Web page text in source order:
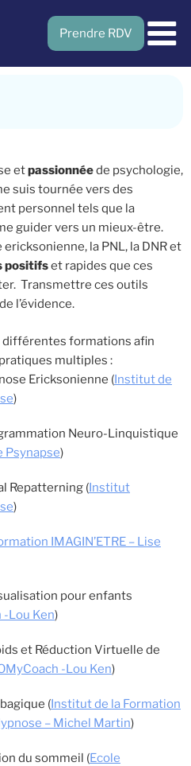
Prendre RDV
etpassionnéede psychologie,
suis tournée vers des
personnel tels que la
guider vers un mieux-être.
ericksonienne, la PNL, la DNR et
positifset rapides que ces
Transmettre ces outils
l’évidence.
différentes formations afin
multiples :
Ericksonienne (Institut de
)
Neuro-Linquistique
Psynapse)
Repatterning (Institut
)
IMAGIN’ETRE – Lise
pour enfants
-Lou Ken)
et Réduction Virtuelle de
-Lou Ken)
(Institut de la Formation
– Michel Martin)
du sommeil (Ecole